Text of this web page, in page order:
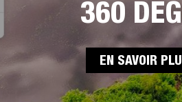
360
EN SAVOIR